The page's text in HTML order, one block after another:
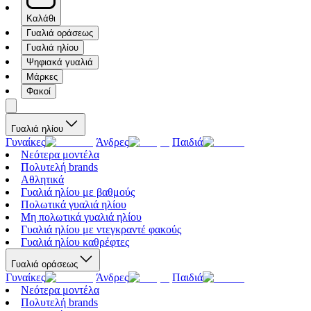
Καλάθι
Γυαλιά οράσεως
Γυαλιά ηλίου
Ψηφιακά γυαλιά
Μάρκες
Φακοί
Γυαλιά ηλίου
Γυναίκες Άνδρες
Παιδιά
Νεότερα μοντέλα
Πολυτελή brands
Αθλητικά
Γυαλιά ηλίου με βαθμούς
Πολωτικά γυαλιά ηλίου
Μη πολωτικά γυαλιά ηλίου
Γυαλιά ηλίου με ντεγκραντέ φακούς
Γυαλιά ηλίου καθρέφτες
Γυαλιά οράσεως
Γυναίκες Άνδρες
Παιδιά
Νεότερα μοντέλα
Πολυτελή brands